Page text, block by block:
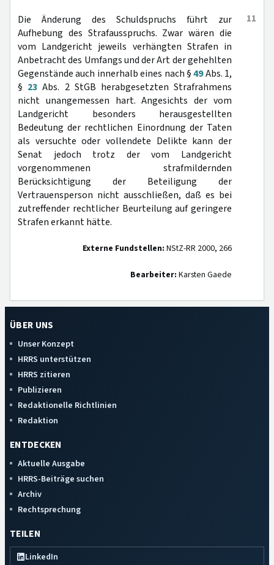
11
Die Änderung des Schuldspruchs führt zur
Aufhebung des Strafausspruchs. Zwar wären die
vom Landgericht jeweils verhängten Strafen in
Anbetracht des Umfangs und der Art der gehehlten
Gegenstände auch innerhalb eines nach §49Abs. 1,
§ 23 Abs. 2 StGB herabgesetzten Strafrahmens
nicht unangemessen hart. Angesichts der vom
Landgericht besonders herausgestellten
Bedeutung der rechtlichen Einordnung der Taten
als versuchte oder vollendete Delikte kann der
Senat jedoch trotz der vom Landgericht
vorgenommenen strafmildernden
Berücksichtigung der Beteiligung der
Vertrauensperson nicht ausschließen, daß es bei
zutreffender rechtlicher Beurteilung auf geringere
Strafen erkannt hätte.
Externe Fundstellen: NStZ-RR 2000, 266
Bearbeiter: Karsten Gaede
ÜBER UNS
Unser Konzept
HRRS unterstützen
HRRS zitieren
Publizieren
Redaktionelle Richtlinien
Redaktion
ENTDECKEN
Aktuelle Ausgabe
HRRS-Beiträge suchen
Archiv
Rechtsprechung
TEILEN
LinkedIn